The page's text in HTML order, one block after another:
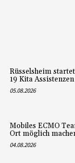
Rüsselsheim
19 Kita Assistenzen
05.08.2026
Mobiles ECMO
Ort möglich
04.08.2026